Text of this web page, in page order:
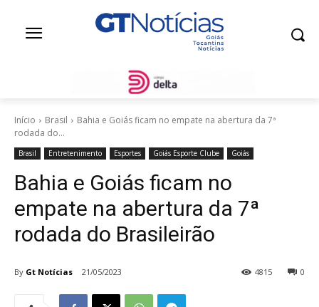
Início Brasil
Bahia e Goiás ficam no empate na abertura da 7ª
rodada do...
Brasil Entretenimento Esportes Goiás Esporte Clube Goiás
Bahia e Goiás ficam no
empate na abertura da 7ª
rodada do Brasileirão
By Gt Notícias 21/05/2023 0
4815